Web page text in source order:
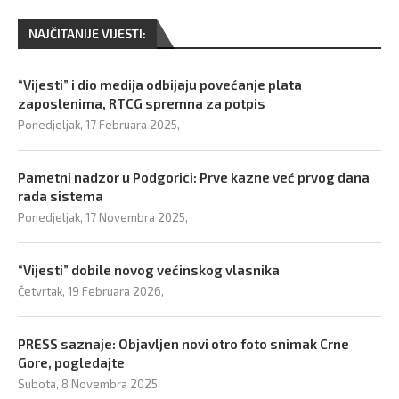
NAJČITANIJE VIJESTI:
“Vijesti” i dio medija odbijaju povećanje plata
zaposlenima, RTCG spremna za potpis
Ponedjeljak, 17 Februara 2025,
Pametni nadzor u Podgorici: Prve kazne već prvog dana
rada sistema
Ponedjeljak, 17 Novembra 2025,
“Vijesti” dobile novog većinskog vlasnika
Četvrtak, 19 Februara 2026,
PRESS saznaje: Objavljen novi otro foto snimak Crne
Gore, pogledajte
Subota, 8 Novembra 2025,